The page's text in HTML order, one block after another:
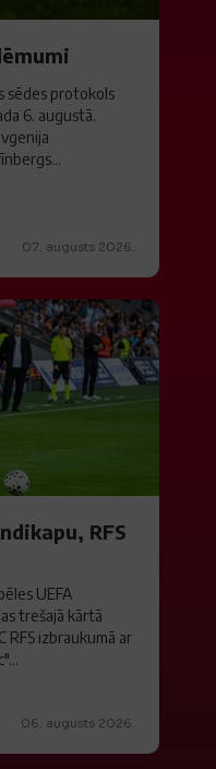
sēdes protokols
6. augustā.
07. augusts 2026.
RFS
UEFA
trešajā kārtā
RFS izbraukumā ar
06. augusts 2026.